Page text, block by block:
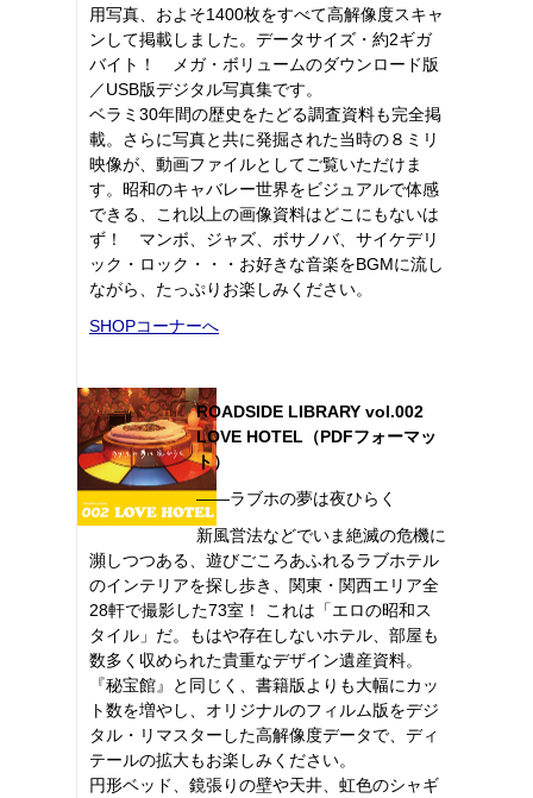
用写真、およそ1400枚をすべて高解像度スキャ
ンして掲載しました。データサイズ・約2ギガ
バイト！ メガ・ボリュームのダウンロード版
／USB版デジタル写真集です。
ベラミ30年間の歴史をたどる調査資料も完全掲
載。さらに写真と共に発掘された当時の８ミリ
映像が、動画ファイルとしてご覧いただけま
す。昭和のキャバレー世界をビジュアルで体感
できる、これ以上の画像資料はどこにもないは
ず！ マンボ、ジャズ、ボサノバ、サイケデリ
ック・ロック・・・お好きな音楽をBGMに流し
ながら、たっぷりお楽しみください。
SHOPコーナーへ
ROADSIDE LIBRARY vol.002
LOVE HOTEL（PDFフォーマッ
ト）
――ラブホの夢は夜ひらく
新風営法などでいま絶滅の危機に
瀕しつつある、遊びごころあふれるラブホテル
のインテリアを探し歩き、関東・関西エリア全
28軒で撮影した73室！ これは「エロの昭和ス
タイル」だ。もはや存在しないホテル、部屋も
数多く収められた貴重なデザイン遺産資料。
『秘宝館』と同じく、書籍版よりも大幅にカッ
ト数を増やし、オリジナルのフィルム版をデジ
タル・リマスターした高解像度データで、ディ
テールの拡大もお楽しみください。
円形ベッド、鏡張りの壁や天井、虹色のシャギ